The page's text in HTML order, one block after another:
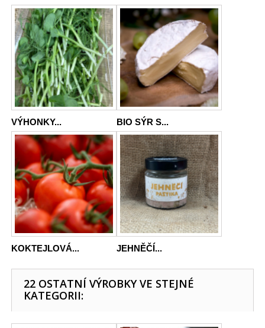
VÝHONKY... BIO SÝR S...
KOKTEJLOVÁ... JEHNĚČÍ...
22 OSTATNÍ VÝROBKY VE STEJNÉ
KATEGORII: